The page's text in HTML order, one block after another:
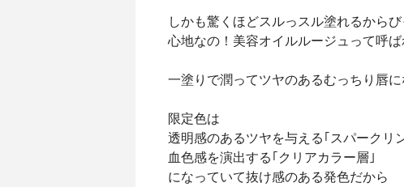
しかも驚くほどスルっスル塗れるから
心地なの！美容オイルルージュって呼
一塗りで潤ってツヤのあるむっちり唇
限定色は
透明感のあるツヤを与える｢スパークリ
血色感を演出する｢クリアカラー層｣
になっていて抜け感のある発色だから